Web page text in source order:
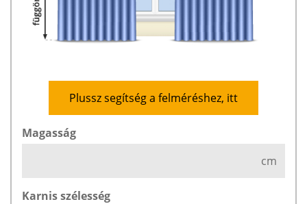
Plussz segítség a felméréshez, itt
Magasság
cm
Karnis szélesség